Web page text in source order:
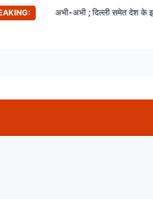
; दिल्ली समेत देश के इन हिस्सों में महसूस